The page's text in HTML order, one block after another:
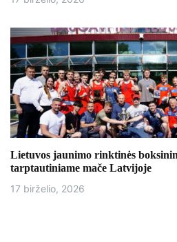
Lietuvos jaunimo rinktinės
tarptautiniame mače Latvijoje
17 birželio, 2026